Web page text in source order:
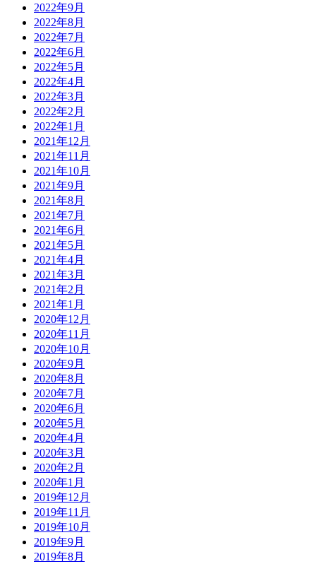
2022年9月
2022年8月
2022年7月
2022年6月
2022年5月
2022年4月
2022年3月
2022年2月
2022年1月
2021年12月
2021年11月
2021年10月
2021年9月
2021年8月
2021年7月
2021年6月
2021年5月
2021年4月
2021年3月
2021年2月
2021年1月
2020年12月
2020年11月
2020年10月
2020年9月
2020年8月
2020年7月
2020年6月
2020年5月
2020年4月
2020年3月
2020年2月
2020年1月
2019年12月
2019年11月
2019年10月
2019年9月
2019年8月